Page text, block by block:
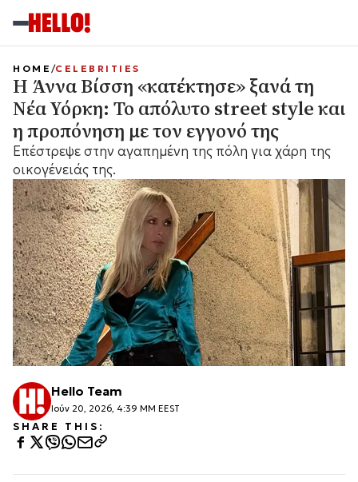
HOME CELEBRITIES
Η Άννα Βίσση «κατέκτησε» ξανά τη
Νέα Υόρκη: Το απόλυτο street style και
η προπόνηση με τον εγγονό της
Eπέστρεψε στην αγαπημένη της πόλη για χάρη της
οικογένειάς της.
Hello Team
Ιούν 20, 2026, 4:39 ΜΜ EEST
SHARE THIS: